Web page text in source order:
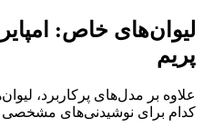
لیوان‌های خاص:
پریم
علاوه بر مدل‌های پرکاربرد،
کدام برای نوشیدنی‌های